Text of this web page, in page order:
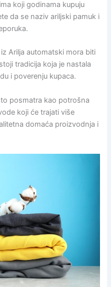
koji godinama kupuju
da se naziv ariljski pamuk i
Arilja automatski mora biti
tradicija koja je nastala
i poverenju kupaca.
posmatra kao potrošna
koji će trajati više
domaća proizvodnja i